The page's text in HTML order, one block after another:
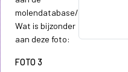
molendatabase/
Wat is bijzonder
aan deze foto:
FOTO 3